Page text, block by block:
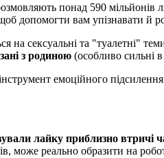
понад 590 мільйонів
допомогти вам упізнавати й
на сексуальні та "туалетні"
з родиною (особливо сильні
емоційного
лайку приблизно втричі
може реально образити на